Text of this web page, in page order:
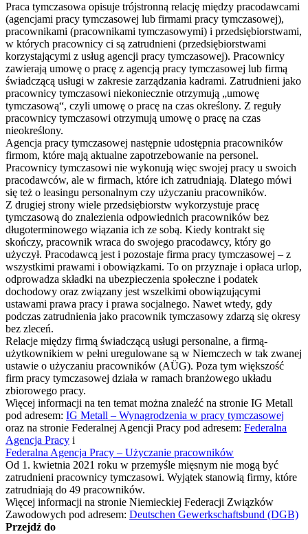
Praca tymczasowa opisuje trójstronną relację między pracodawcami
(agencjami pracy tymczasowej lub firmami pracy tymczasowej),
pracownikami (pracownikami tymczasowymi) i przedsiębiorstwami,
w których pracownicy ci są zatrudnieni (przedsiębiorstwami
korzystającymi z usług agencji pracy tymczasowej). Pracownicy
zawierają umowę o pracę z agencją pracy tymczasowej lub firmą
świadczącą usługi w zakresie zarządzania kadrami. Zatrudnieni jako
pracownicy tymczasowi niekoniecznie otrzymują „umowę
tymczasową“, czyli umowę o pracę na czas określony. Z reguły
pracownicy tymczasowi otrzymują umowę o pracę na czas
nieokreślony.
Agencja pracy tymczasowej następnie udostępnia pracowników
firmom, które mają aktualne zapotrzebowanie na personel.
Pracownicy tymczasowi nie wykonują więc swojej pracy u swoich
pracodawców, ale w firmach, które ich zatrudniają. Dlatego mówi
się też o leasingu personalnym czy użyczaniu pracowników.
Z drugiej strony wiele przedsiębiorstw wykorzystuje pracę
tymczasową do znalezienia odpowiednich pracowników bez
długoterminowego wiązania ich ze sobą. Kiedy kontrakt się
skończy, pracownik wraca do swojego pracodawcy, który go
użyczył. Pracodawcą jest i pozostaje firma pracy tymczasowej – z
wszystkimi prawami i obowiązkami. To on przyznaje i opłaca urlop,
odprowadza składki na ubezpieczenia społeczne i podatek
dochodowy oraz związany jest wszelkimi obowiązującymi
ustawami prawa pracy i prawa socjalnego. Nawet wtedy, gdy
podczas zatrudnienia jako pracownik tymczasowy zdarzą się okresy
bez zleceń.
Relacje między firmą świadczącą usługi personalne, a firmą-
użytkownikiem w pełni uregulowane są w Niemczech w tak zwanej
ustawie o użyczaniu pracowników (AÜG). Poza tym większość
firm pracy tymczasowej działa w ramach branżowego układu
zbiorowego pracy.
Więcej informacji na ten temat można znaleźć na stronie IG Metall
pod adresem: IG Metall – Wynagrodzenia w pracy tymczasowej
oraz na stronie Federalnej Agencji Pracy pod adresem: Federalna
Agencja Pracy i
Federalna Agencja Pracy – Użyczanie pracowników
Od 1. kwietnia 2021 roku w przemyśle mięsnym nie mogą być
zatrudnieni pracownicy tymczasowi. Wyjątek stanowią firmy, które
zatrudniają do 49 pracowników.
Więcej informacji na stronie Niemieckiej Federacji Związków
Zawodowych pod adresem: Deutschen Gewerkschaftsbund (DGB)
Przejdź do